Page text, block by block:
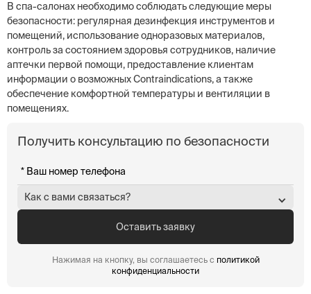
В спа-салонах необходимо соблюдать следующие меры
безопасности: регулярная дезинфекция инструментов и
помещений, использование одноразовых материалов,
контроль за состоянием здоровья сотрудников, наличие
аптечки первой помощи, предоставление клиентам
информации о возможных Contraindications, а также
обеспечение комфортной температуры и вентиляции в
помещениях.
Получить консультацию по безопасности
Как с вами связаться?
Нажимая на кнопку, вы соглашаетесь с политикой
конфиденциальности